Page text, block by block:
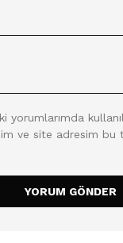
yorumlarımda
ve site adresim bu